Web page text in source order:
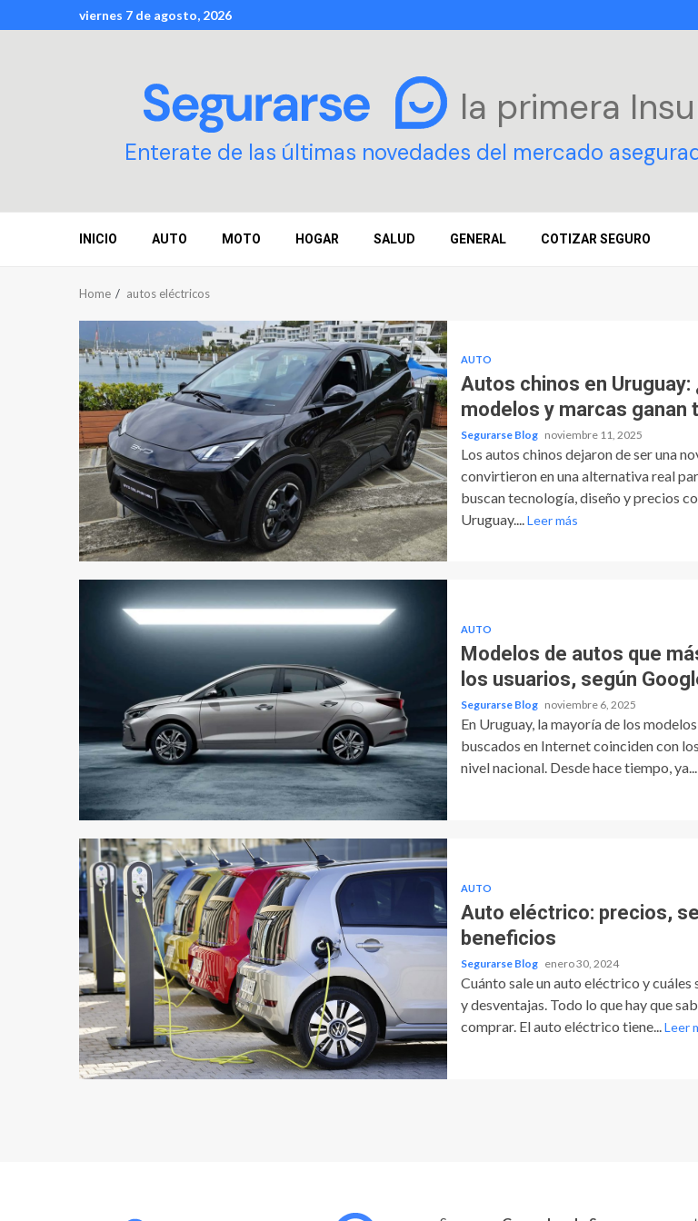
to
viernes 7 de agosto, 2026
la primera
Enterate de las últimas novedades del mercado
INICIO AUTO MOTO HOGAR SALUD GENERAL COTIZAR SEGURO
Home autos eléctricos
AUTO
Autos chinos en Uruguay:
modelos y marcas ganan
Segurarse Blog noviembre 11, 2025
Los autos chinos dejaron de ser una
convirtieron en una alternativa real
buscan tecnología, diseño y precios
Uruguay.... Leer más
AUTO
Modelos de autos que
los usuarios, según
Segurarse Blog noviembre 6, 2025
En Uruguay, la mayoría de los
buscados en Internet coinciden con
nivel nacional. Desde hace tiempo, ya...
AUTO
Auto eléctrico: precios,
beneficios
Segurarse Blog enero 30, 2024
Cuánto sale un auto eléctrico y cuáles
y desventajas. Todo lo que hay que
comprar. El auto eléctrico tiene... Leer